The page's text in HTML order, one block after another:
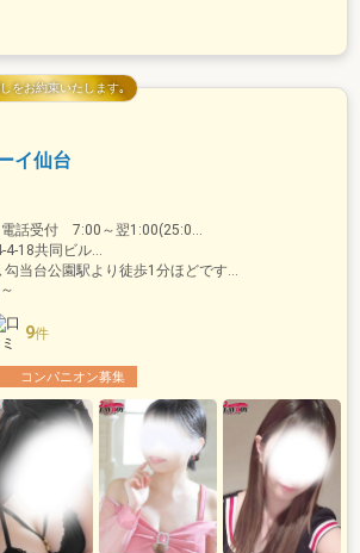
イ仙台
7:00～翌0:00(24:00) 電話受付 7:00～翌1:00(25:00)
仙台市青葉区一番町4-4-18共同ビル2F
JR仙台駅から地下鉄､勾当台公園駅より徒歩1分ほどです。
9件
コンパニオン募集
をお約束いたします｡